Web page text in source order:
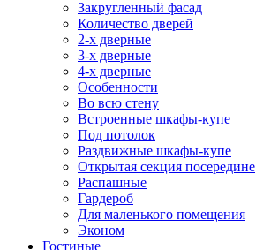
Закругленный фасад
Количество дверей
2-х дверные
3-х дверные
4-х дверные
Особенности
Во всю стену
Встроенные шкафы-купе
Под потолок
Раздвижные шкафы-купе
Открытая секция посередине
Распашные
Гардероб
Для маленького помещения
Эконом
Гостиные